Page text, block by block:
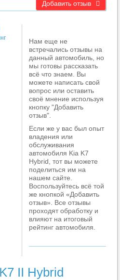
Добавить отзыв
Нам еще не
встречались отзывы на
данный автомобиль, но
мы готовы рассказать
всё что знаем. Вы
можете написать свой
вопрос или оставить
своё мнение используя
кнопку "Добавить
отзыв".
Если же у вас был опыт
владения или
обслуживания
автомобиля Kia K7
Hybrid, тот вы можете
поделиться им на
нашем сайте.
Воспользуйтесь всё той
же кнопкой «Добавить
отзыв». Все отзывы
проходят обработку и
влияют на итоговый
рейтинг автомобиля.
II Hybrid